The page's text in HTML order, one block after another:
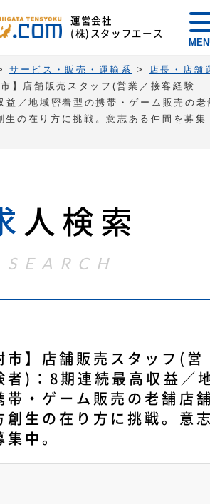
運営会社
(株)スタッフエース
サービス・販売・運輸系 > 店長・店舗
市】店舗販売スタッフ(営業／接客経験
益／地域密着型の携帯・ゲーム販売の老
生の在り方に挑戦。意志ある仲間を募集
人検索
SEARCH
市】店舗販売スタッフ(営
者)：8期連続最高収益／
帯・ゲーム販売の老舗店
創生の在り方に挑戦。意
集中。